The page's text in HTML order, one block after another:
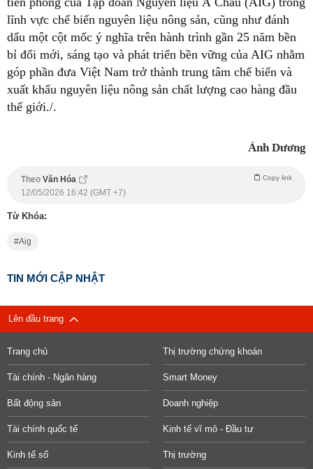
lĩnh vực chế biến nguyên liệu nông sản, cũng như đánh
dấu một cột mốc ý nghĩa trên hành trình gần 25 năm bền
bỉ đổi mới, sáng tạo và phát triển bền vững của AIG nhằm
góp phần đưa Việt Nam trở thành trung tâm chế biến và
xuất khẩu nguyên liệu nông sản chất lượng cao hàng đầu
thế giới./.
Ánh Dương
Theo Văn Hóa Copy link
12/05/2026 16:42 (GMT +7)
Từ Khóa:
Aig
TIN MỚI CẬP NHẬT
Lên đầu trang
Trang chủ Thị trường chứng khoán
Tài chính - Ngân hàng Smart Money
Bất động sản Doanh nghiệp
Tài chính quốc tế Kinh tế vĩ mô - Đầu tư
Kinh tế số Thị trường